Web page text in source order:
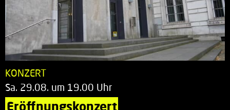
KONZERT
Sa. 29.08. um 19.00 Uhr
Eröffnungskonzert